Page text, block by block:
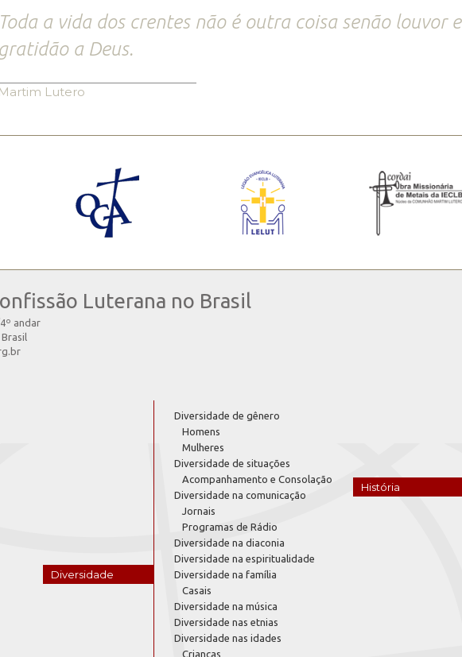
Toda a vida dos crentes não é outra coisa senão louvor e
gratidão a Deus.
Martim Lutero
Luterana no Brasil
andar
Diversidade
Diversidade de gênero
Homens
Mulheres
Diversidade de situações
Acompanhamento e Consolação
Diversidade na comunicação
Jornais
Programas de Rádio
Diversidade na diaconia
Diversidade na espiritualidade
Diversidade na família
Casais
Diversidade na música
Diversidade nas etnias
Diversidade nas idades
Crianças
História